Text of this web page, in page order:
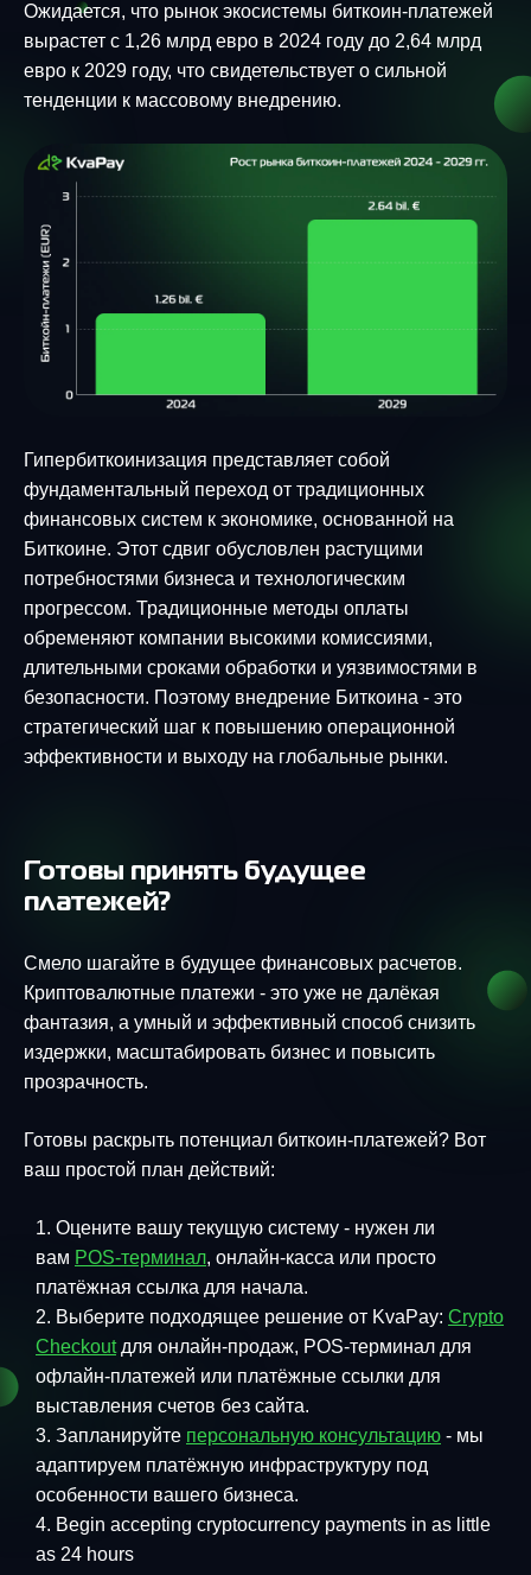
Ожидается, что рынок экосистемы биткоин-платежей
вырастет с 1,26 млрд евро в 2024 году до 2,64 млрд
евро к 2029 году, что свидетельствует о сильной
тенденции к массовому внедрению.
Гипербиткоинизация представляет собой
фундаментальный переход от традиционных
финансовых систем к экономике, основанной на
Биткоине. Этот сдвиг обусловлен растущими
потребностями бизнеса и технологическим
прогрессом. Традиционные методы оплаты
обременяют компании высокими комиссиями,
длительными сроками обработки и уязвимостями в
безопасности. Поэтому внедрение Биткоина - это
стратегический шаг к повышению операционной
эффективности и выходу на глобальные рынки.
Готовы принять будущее
платежей?
Смело шагайте в будущее финансовых расчетов.
Криптовалютные платежи - это уже не далёкая
фантазия, а умный и эффективный способ снизить
издержки, масштабировать бизнес и повысить
прозрачность.
Готовы раскрыть потенциал биткоин-платежей? Вот
ваш простой план действий:
Оцените вашу текущую систему - нужен ли
вам POS-терминал, онлайн-касса или просто
платёжная ссылка для начала.
Выберите подходящее решение от KvaPay: Crypto
Checkoutдля онлайн-продаж, POS-терминал для
офлайн-платежей или платёжные ссылки для
выставления счетов без сайта.
Запланируйте персональную консультацию - мы
адаптируем платёжную инфраструктуру под
особенности вашего бизнеса.
Begin accepting cryptocurrency payments in as little
as 24 hours